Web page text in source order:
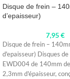
Disque de frein –
d’epaisseur)
7,95€
Disque de frein –
d'epaisseur) Disques
EWD004 de 140mm
2,3mm d'épaisseur,